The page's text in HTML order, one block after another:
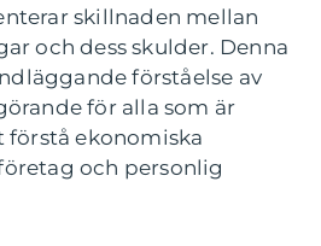
skillnaden mellan
och dess skulder. Denna
förståelse av
för alla som är
förstå ekonomiska
och personlig